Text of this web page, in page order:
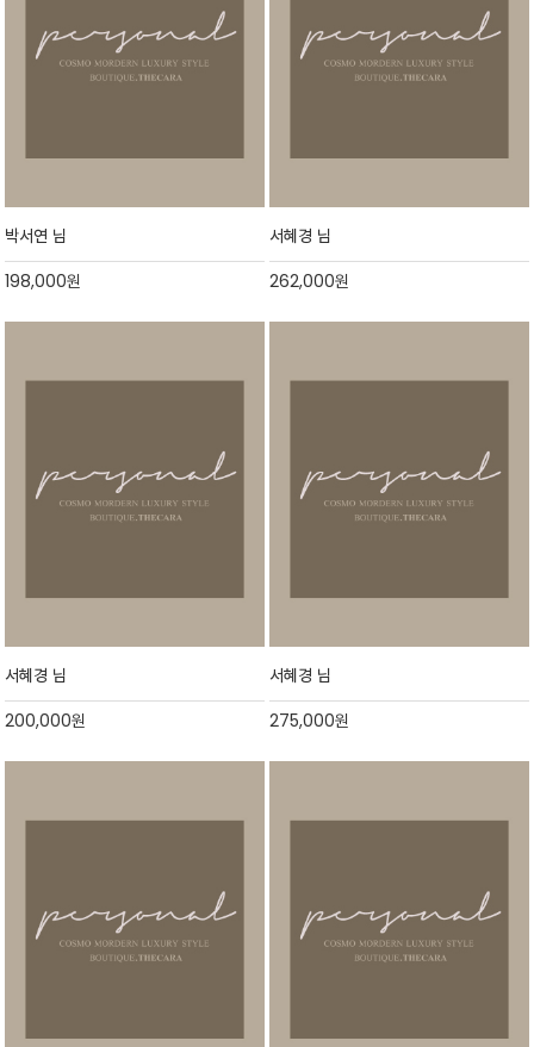
박서연 님
198,000원
서혜경 님
262,000원
서혜경 님
200,000원
서혜경 님
275,000원